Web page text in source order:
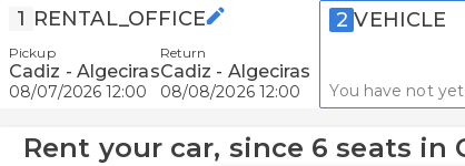
1 RENTAL_OFFICE
Pickup
Cadiz - Algeciras
08/07/2026 12:00
Return
Cadiz - Algeciras
08/08/2026 12:00
2 VEHICLE
You have not
Rent your car, since 6 seats in